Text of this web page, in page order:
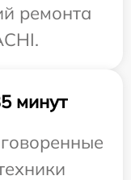
ремонта
минут